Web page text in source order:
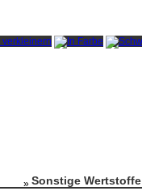
» Sonstige Wertstoffe